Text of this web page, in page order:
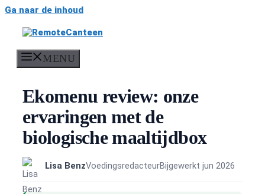
Ga naar de inhoud
MENU
Ekomenu review: onze
ervaringen met de
biologische maaltijdbox
Lisa BenzVoedingsredacteurBijgewerkt jun 2026